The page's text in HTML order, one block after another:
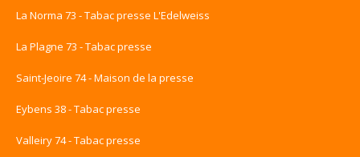
La Norma 73 - Tabac presse L'Edelweiss
La Plagne 73 - Tabac presse
Saint-Jeoire 74 - Maison de la presse
Eybens 38 - Tabac presse
Valleiry 74 - Tabac presse